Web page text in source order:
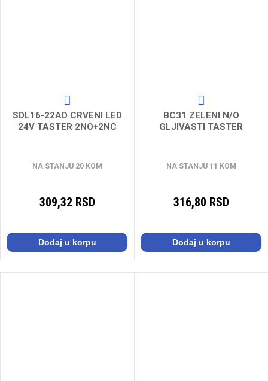
SDL16-22AD CRVENI LED
24V TASTER 2NO+2NC
NA STANJU 20 KOM
309,32 RSD
Dodaj u korpu
BC31 ZELENI N/O
GLJIVASTI TASTER
NA STANJU 11 KOM
316,80 RSD
Dodaj u korpu